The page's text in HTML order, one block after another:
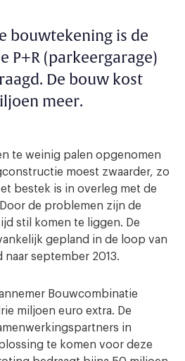
bouwtekening is de
P+R (parkeergarage)
De bouw kost
meer.
te weinig palen opgenomen
moest zwaarder, zo
bestek is in overleg met de
de problemen zijn de
stil komen te liggen. De
gepland in de loop van
september 2013.
Bouwcombinatie
miljoen euro extra. De
in
te komen voor deze